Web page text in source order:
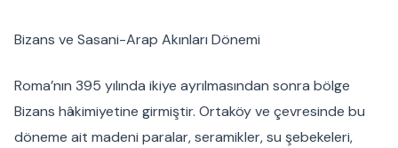
Bizans ve Sasani-Arap Akınları Dönemi
Roma’nın 395 yılında ikiye ayrılmasından sonra bölge
Bizans hâkimiyetine girmiştir. Ortaköy ve çevresinde bu
döneme ait madeni paralar, seramikler, su şebekeleri,